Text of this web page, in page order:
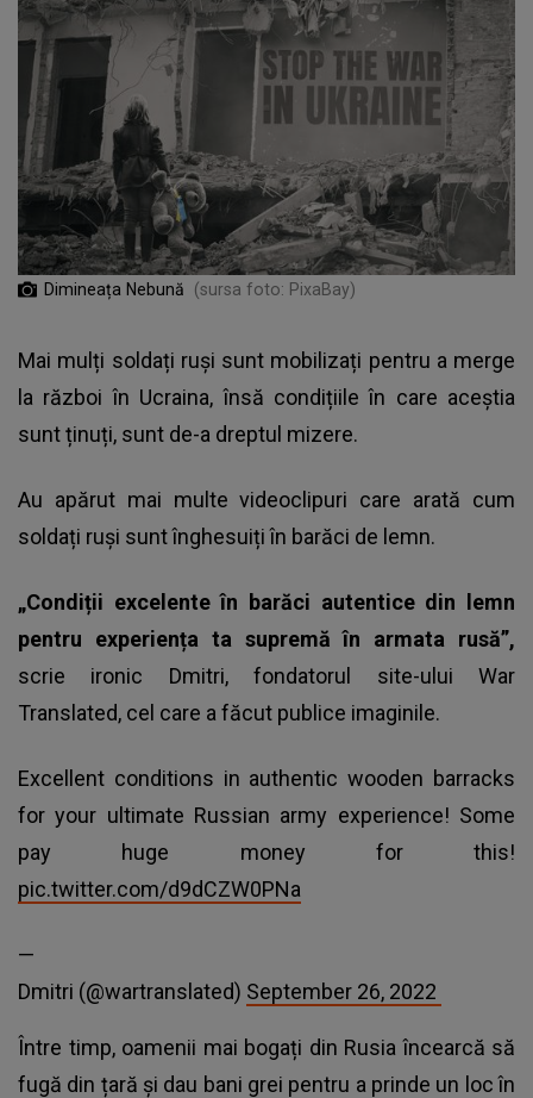
Dimineața Nebună (sursa foto: PixaBay)
Mai mulți soldați ruși sunt mobilizați pentru a merge
la război în Ucraina, însă condițiile în care aceștia
sunt ținuți, sunt de-a dreptul mizere.
Au apărut mai multe videoclipuri care arată cum
soldați ruși sunt înghesuiți în barăci de lemn.
„Condiții excelente în barăci autentice din lemn
pentru experiența ta supremă în armata rusă”,
scrie ironic Dmitri, fondatorul site-ului War
Translated, cel care a făcut publice imaginile.
Excellent conditions in authentic wooden barracks
for your ultimate Russian army experience! Some
pay huge money for this!
pic.twitter.com/d9dCZW0PNa
—
Dmitri (@wartranslated) September 26, 2022
Între timp, oamenii mai bogați din Rusia încearcă să
fugă din țară și dau bani grei pentru a prinde un loc în